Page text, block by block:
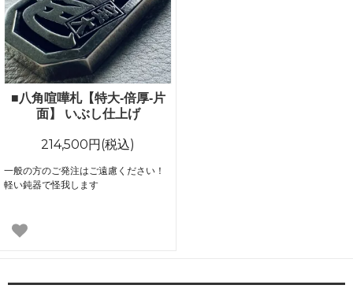
■八角喧嘩札【特大-倍厚-片
面】 いぶし仕上げ
214,500円(税込)
一般の方のご発注はご遠慮ください！
軽い鈍器で怪我します